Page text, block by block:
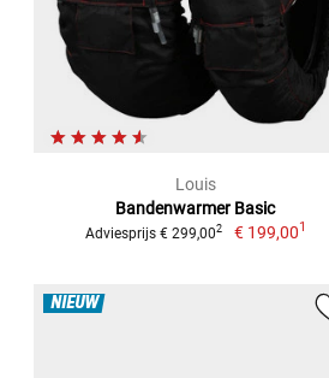
Louis
Bandenwarmer Basic
Adviesprijs € 299,002 € 199,001
NIEUW